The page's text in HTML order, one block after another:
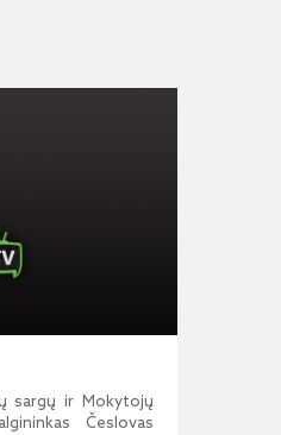
sargų ir Mokytojų
Česlovas